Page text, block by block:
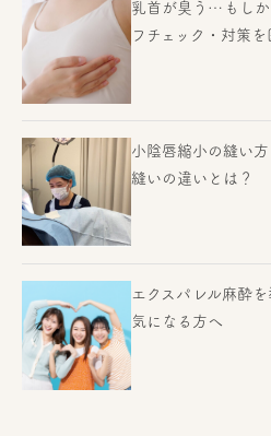
乳首が臭う…もしか
フチェック・対策
小陰唇縮小の縫い
縫いの違いとは？
エクスパレル麻酔
気になる方へ